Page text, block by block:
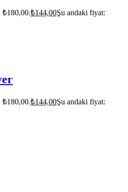
₺144,00Şu andaki fiyat:
₺144,00Şu andaki fiyat: